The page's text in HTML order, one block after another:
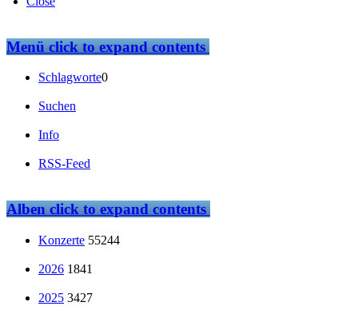
Menüclick to expand contents
Schlagworte0
Suchen
Info
RSS-Feed
Albenclick to expand contents
Konzerte 55244
2026 1841
2025 3427